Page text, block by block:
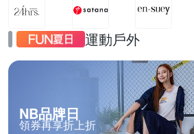
運動戶外
NB品牌日
領券再享折上折